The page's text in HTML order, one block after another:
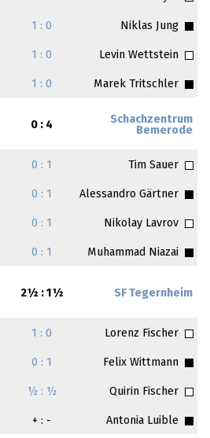
1 : 0 Niklas Jung
1 : 0 Levin Wettstein
1 : 0 Marek Tritschler
0 : 4
Schachzentrum
Bemerode
0 : 1 Tim Sauer
0 : 1 Alessandro Gärtner
0 : 1 Nikolay Lavrov
0 : 1 Muhammad Niazai
2½ : 1½ SF Tegernheim
1 : 0 Lorenz Fischer
0 : 1 Felix Wittmann
½ : ½ Quirin Fischer
+ : - Antonia Luible